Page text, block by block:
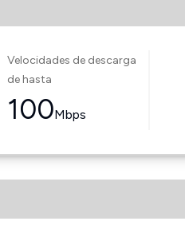
Velocidades de descarga
de hasta
100Mbps